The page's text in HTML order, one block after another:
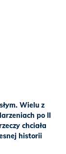
Wielu z
po II
chciała
historii